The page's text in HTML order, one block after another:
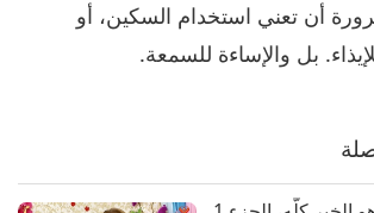
31:30
بين المعلمة والتلاميذ
أن تعني استخدام السكين، أو
بل والإساءة للسمعة.